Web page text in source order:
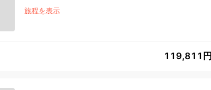
旅程を表示
119,811円